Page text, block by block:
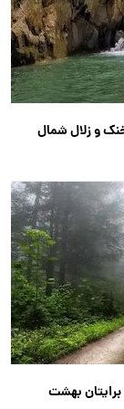
و زلال شمال
بهشت